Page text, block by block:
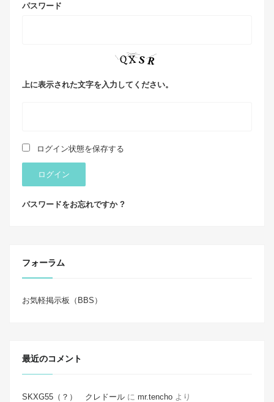
パスワード
上に表示された文字を入力してください。
ログイン状態を保存する
ログイン
パスワードをお忘れですか ?
フォーラム
お気軽掲示板（BBS）
最近のコメント
SKXG55（？） クレドール に mr.tencho より